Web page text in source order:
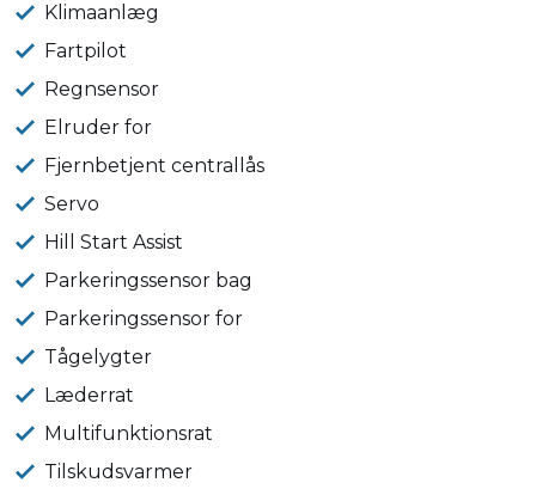
Klimaanlæg
Fartpilot
Regnsensor
Elruder for
Fjernbetjent centrallås
Servo
Hill Start Assist
Parkeringssensor bag
Parkeringssensor for
Tågelygter
Læderrat
Multifunktionsrat
Tilskudsvarmer